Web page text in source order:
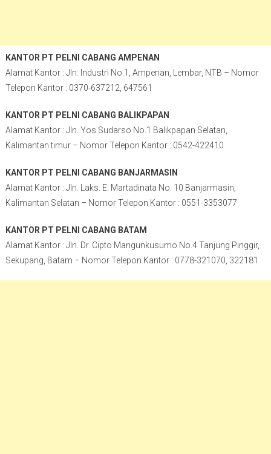
KANTOR PT PELNI CABANG AMPENAN
Alamat Kantor : Jln. Industri No.1, Ampenan, Lembar, NTB – Nomor
Telepon Kantor : 0370-637212, 647561
KANTOR PT PELNI CABANG BALIKPAPAN
Alamat Kantor : Jln. Yos Sudarso No.1 Balikpapan Selatan,
Kalimantan timur – Nomor Telepon Kantor : 0542-422410
KANTOR PT PELNI CABANG BANJARMASIN
Alamat Kantor : Jln. Laks. E. Martadinata No. 10 Banjarmasin,
Kalimantan Selatan – Nomor Telepon Kantor : 0551-3353077
KANTOR PT PELNI CABANG BATAM
Alamat Kantor : Jln. Dr. Cipto Mangunkusumo No.4 Tanjung Pinggir,
Sekupang, Batam – Nomor Telepon Kantor : 0778-321070, 322181